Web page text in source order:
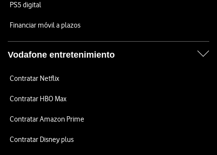
PS5 digital
Financiar móvil a plazos
Vodafone entretenimiento
Contratar Netflix
Contratar HBO Max
Contratar Amazon Prime
Contratar Disney plus